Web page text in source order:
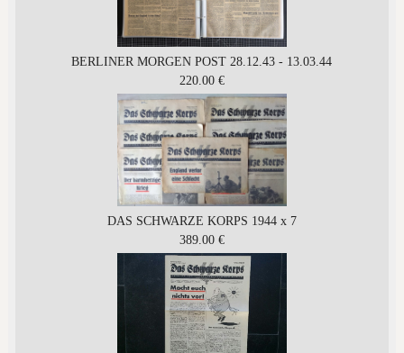
BERLINER MORGEN POST 28.12.43 - 13.03.44
220.00 €
DAS SCHWARZE KORPS 1944 x 7
389.00 €